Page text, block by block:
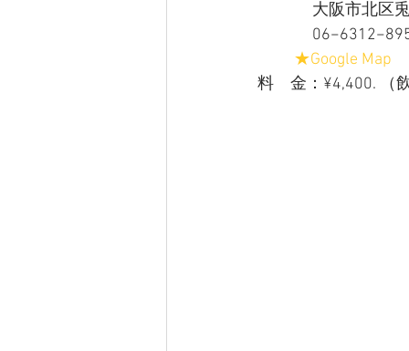
★Google Map
料　金：¥4,400. （